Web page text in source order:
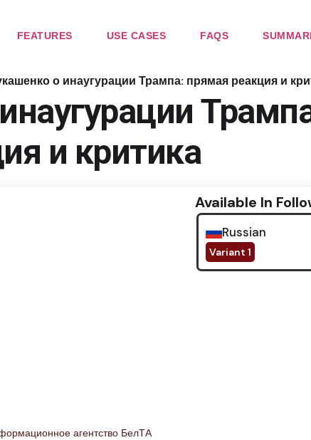
FEATURES USE CASES FAQS
о инаугурации Трампа: прямая реакция и
и критика
Available In
Russian
Variant 1
агентство БелТА